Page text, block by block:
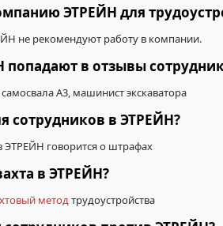
ЭТРЕЙН для
не рекомендуют работу в компании.
в отзывы
A3, машинист экскаватора
сотрудников в ЭТРЕЙН?
ЭТРЕЙН говорится о штрафах
в ЭТРЕЙН?
методтрудоустройства